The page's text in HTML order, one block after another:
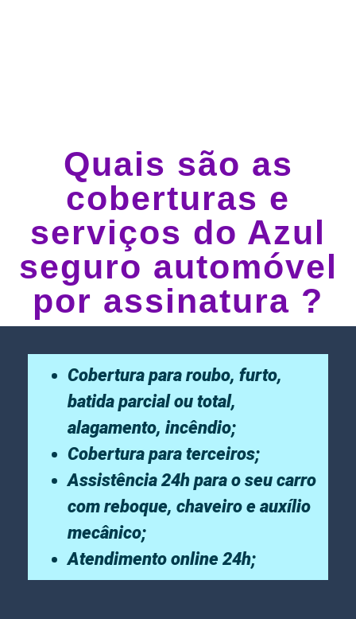
Quais são as
coberturas e
serviços do Azul
seguro automóvel
por assinatura ?
Cobertura para roubo, furto,
batida parcial ou total,
alagamento, incêndio;
Cobertura para terceiros;
Assistência 24h para o seu carro
com reboque, chaveiro e auxílio
mecânico;
Atendimento online 24h;